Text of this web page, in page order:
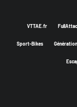
VTTAE.fr
Sport-Bikes